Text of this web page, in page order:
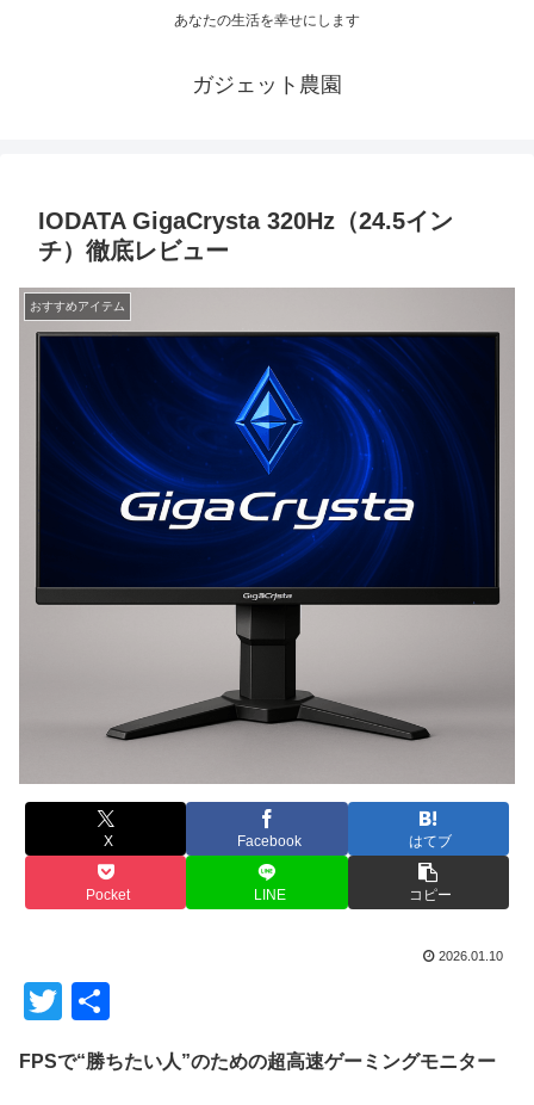
あなたの生活を幸せにします
ガジェット農園
IODATA GigaCrysta 320Hz（24.5イン
チ）徹底レビュー
おすすめアイテム
X Facebook はてブ
Pocket LINE コピー
2026.01.10
T
tt
FPSで“勝ちたい人”のための超高速ゲーミングモニター